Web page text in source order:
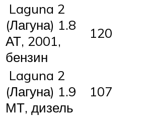
Laguna 2
(Лагуна) 1.8
АТ, 2001,
бензин
120
Laguna 2
(Лагуна) 1.9
МТ, дизель
107